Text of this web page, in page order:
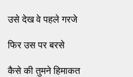
उसे देख वे पहले गरजे
फिर उस पर बरसे
कैसे की तुमने हिमाकत